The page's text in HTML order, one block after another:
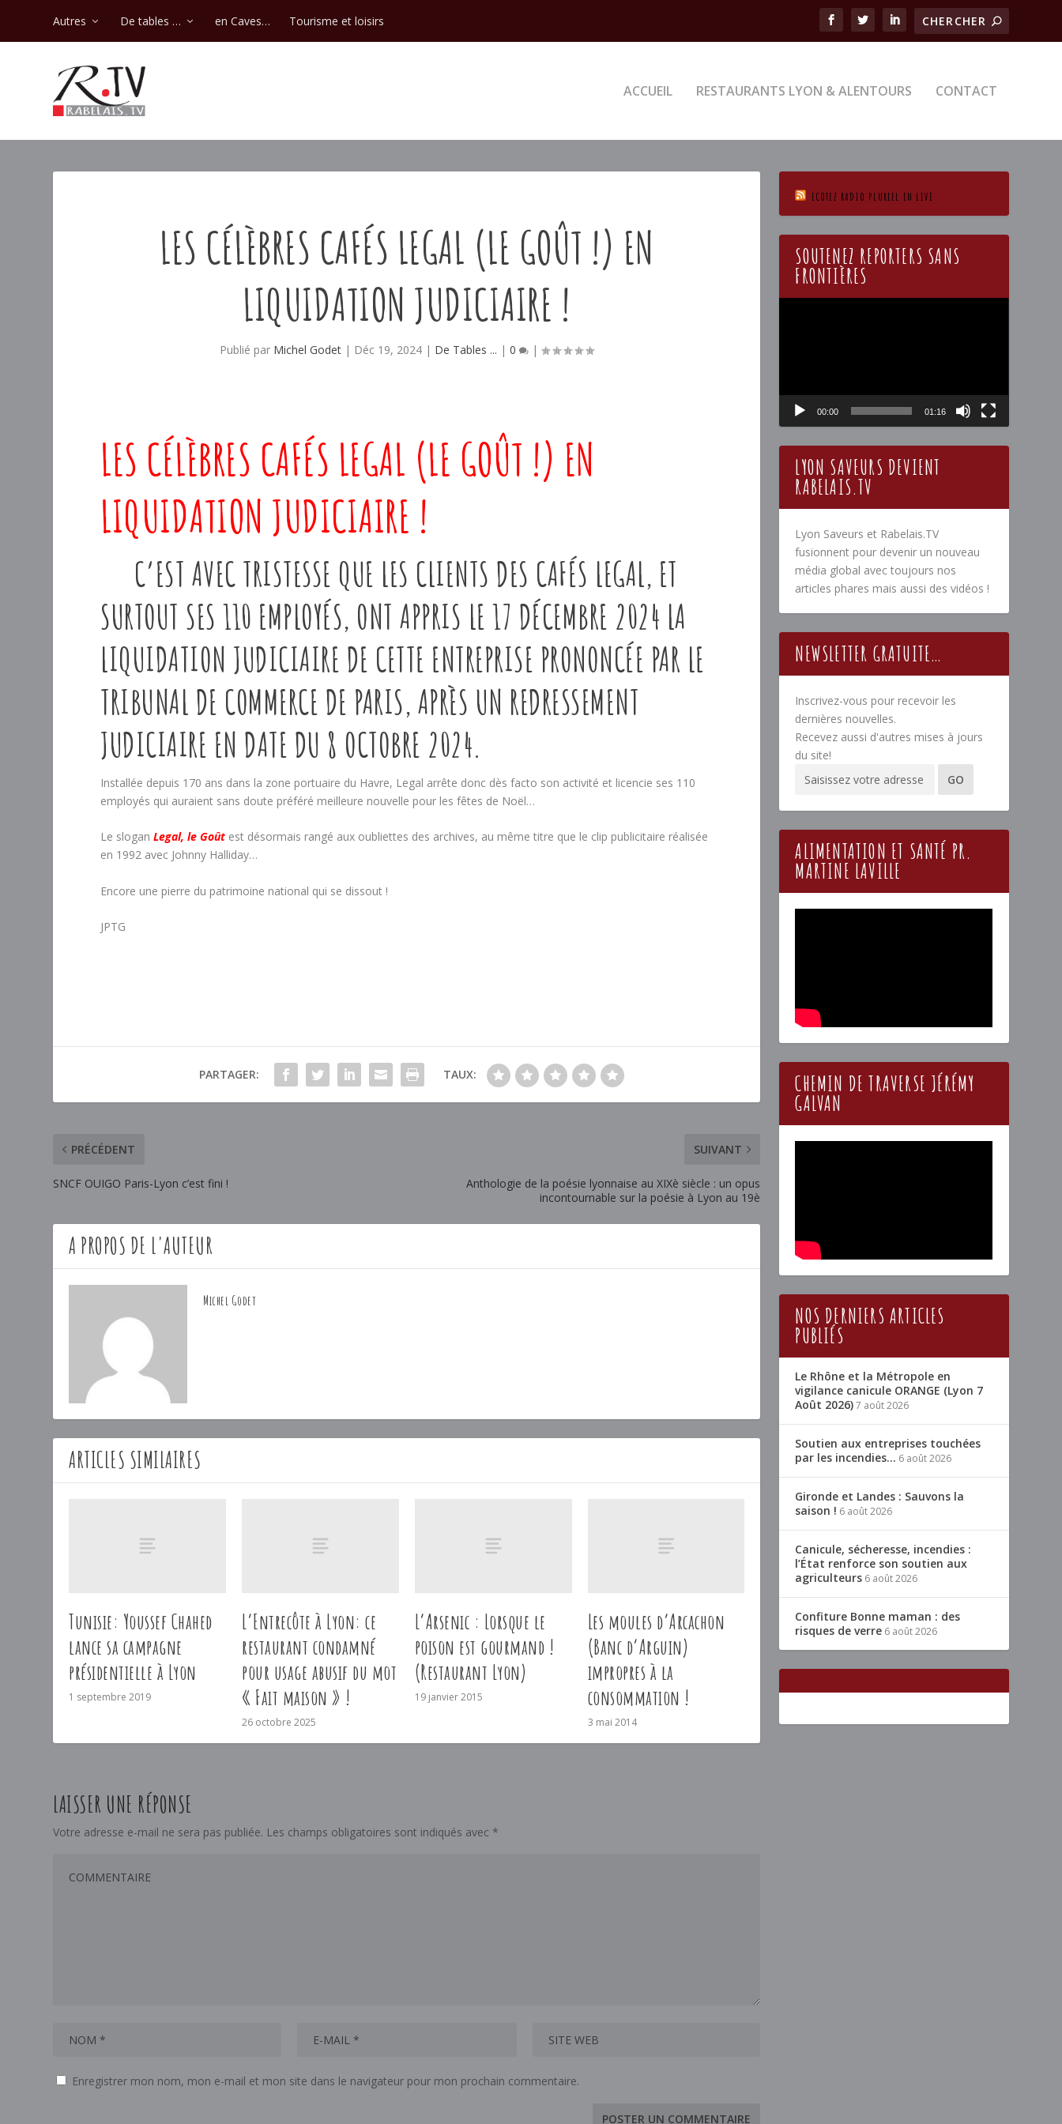
Autres De tables … en Caves… Tourisme et loisirs
ACCUEIL RESTAURANTS LYON & ALENTOURS CONTACT
LES CÉLÈBRES CAFÉS LEGAL (LE GOÛT !) EN
LIQUIDATION JUDICIAIRE !
Publié par Michel Godet | Déc 19, 2024 | De Tables ... |0 |
LES CÉLÈBRES CAFÉS LEGAL (LE GOÛT !) EN
LIQUIDATION JUDICIAIRE !
C’EST AVEC TRISTESSE QUE LES CLIENTS DES CAFÉS LEGAL, ET
SURTOUT SES 110 EMPLOYÉS, ONT APPRIS LE 17 DÉCEMBRE 2024 LA
LIQUIDATION JUDICIAIRE DE CETTE ENTREPRISE PRONONCÉE PAR LE
TRIBUNAL DE COMMERCE DE PARIS, APRÈS UN REDRESSEMENT
JUDICIAIRE EN DATE DU 8 OCTOBRE 2024.
Installée depuis 170 ans dans la zone portuaire du Havre, Legal arrête donc dès facto son activité et licencie ses 110
employés qui auraient sans doute préféré meilleure nouvelle pour les fêtes de Noël…
Le sloganLegal, le Goût est désormais rangé aux oubliettes des archives, au même titre que le clip publicitaire réalisée
en 1992 avec Johnny Halliday…
Encore une pierre du patrimoine national qui se dissout !
JPTG
PARTAGER: TAUX:
PRÉCÉDENT
SNCF OUIGO Paris-Lyon c’est fini !
SUIVANT
Anthologie de la poésie lyonnaise au XIXè siècle : un opus
incontournable sur la poésie à Lyon au 19è
A PROPOS DE L'AUTEUR
Michel Godet
ARTICLES SIMILAIRES
Tunisie: Youssef Chahed
lance sa campagne
présidentielle à Lyon
1 septembre 2019
L’Entrecôte à Lyon: ce
restaurant condamné
pour usage abusif du mot
« Fait maison » !
26 octobre 2025
L’Arsenic : Lorsque le
poison est gourmand !
(Restaurant Lyon)
19 janvier 2015
Les moules d’Arcachon
(Banc d’Arguin)
impropres à la
consommation !
3 mai 2014
LAISSER UNE RÉPONSE
Votre adresse e-mail ne sera pas publiée. Les champs obligatoires sont indiqués avec *
Enregistrer mon nom, mon e-mail et mon site dans le navigateur pour mon prochain commentaire.
ECOTEZ RADIO PLURIEL EN LIVE
SOUTENEZ REPORTERS SANS
FRONTIÈRES
00:00 01:16
LYON SAVEURS DEVIENT
RABELAIS.TV
Lyon Saveurs et Rabelais.TV
fusionnent pour devenir un nouveau
média global avec toujours nos
articles phares mais aussi des vidéos !
NEWSLETTER GRATUITE…
Inscrivez-vous pour recevoir les
dernières nouvelles.
Recevez aussi d'autres mises à jours
du site!
ALIMENTATION ET SANTÉ PR.
MARTINE LAVILLE
CHEMIN DE TRAVERSE JÉRÉMY
GALVAN
NOS DERNIERS ARTICLES
PUBLIÉS
Le Rhône et la Métropole en
vigilance canicule ORANGE (Lyon 7
Août 2026)7 août 2026
Soutien aux entreprises touchées
par les incendies… 6 août 2026
Gironde et Landes : Sauvons la
saison ! 6 août 2026
Canicule, sécheresse, incendies :
l’État renforce son soutien aux
agriculteurs 6 août 2026
Confiture Bonne maman : des
risques de verre 6 août 2026